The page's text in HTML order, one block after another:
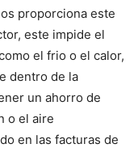
proporciona este
este impide el
el frio o el calor,
dentro de la
un ahorro de
o el aire
en las facturas de